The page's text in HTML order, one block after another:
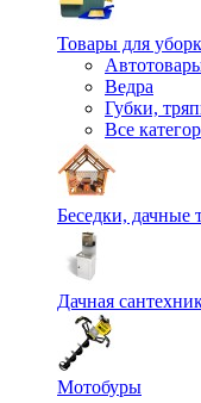
Товары для
Ведра
Губки,
Все
Беседки, дачные
Дачная
Мотобуры